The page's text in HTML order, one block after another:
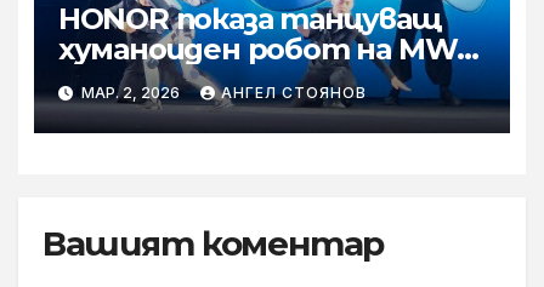
HONOR показа танцуващ
хуманоиден робот на MWC
2026
МАР. 2, 2026 АНГЕЛ СТОЯНОВ
Вашият коментар